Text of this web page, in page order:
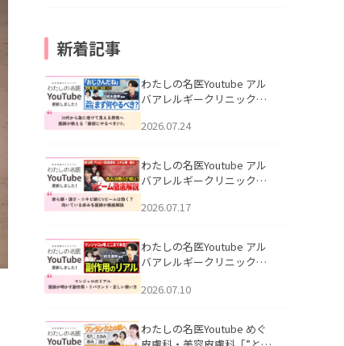
新着記事
わたしの名医Youtube アル
バアレルギークリニック札
える男性へ｜医師が教える
公開いたしました。
2026.07.24
わたしの名医Youtube アル
バアレルギークリニック札
跡にVビームは効く？向いて
説」を公開いたしました。
2026.07.17
わたしの名医Youtube アル
バアレルギークリニック札
医師が明かす副作用・リバ
公開いたしました。
2026.07.10
わたしの名医Youtube めぐ